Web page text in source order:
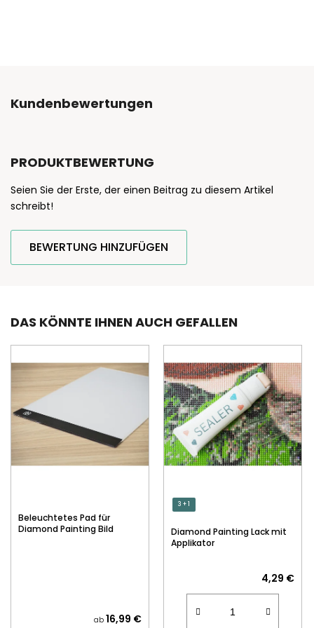
Kundenbewertungen
PRODUKTBEWERTUNG
Seien Sie der Erste, der einen Beitrag zu diesem Artikel
schreibt!
BEWERTUNG HINZUFÜGEN
DAS KÖNNTE IHNEN AUCH GEFALLEN
Beleuchtetes Pad für
Diamond Painting Bild
ab 16,99 €
3 + 1
Diamond Painting Lack mit
Applikator
4,29 €